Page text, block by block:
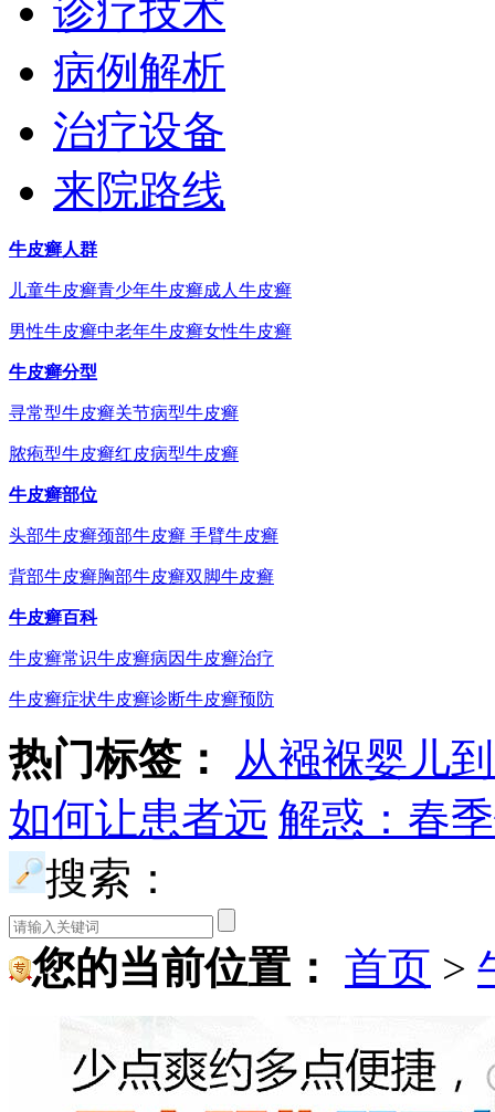
诊疗技术
病例解析
治疗设备
来院路线
牛皮癣人群
儿童牛皮癣青少年牛皮癣成人牛皮癣
男性牛皮癣中老年牛皮癣女性牛皮癣
牛皮癣分型
寻常型牛皮癣关节病型牛皮癣
脓疱型牛皮癣红皮病型牛皮癣
牛皮癣部位
头部牛皮癣颈部牛皮癣 手臂牛皮癣
背部牛皮癣胸部牛皮癣双脚牛皮癣
牛皮癣百科
牛皮癣常识牛皮癣病因牛皮癣治疗
牛皮癣症状牛皮癣诊断牛皮癣预防
热门标签：
从襁褓婴儿
如何让患者远 解惑：春
搜索：
您的当前位置： 首页 >